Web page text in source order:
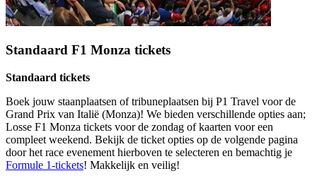
Standaard F1 Monza tickets
Standaard tickets
Boek jouw staanplaatsen of tribuneplaatsen bij P1 Travel voor de
Grand Prix van Italië (Monza)! We bieden verschillende opties aan;
Losse F1 Monza tickets voor de zondag of kaarten voor een
compleet weekend. Bekijk de ticket opties op de volgende pagina
door het race evenement hierboven te selecteren en bemachtig je
Formule 1-tickets! Makkelijk en veilig!